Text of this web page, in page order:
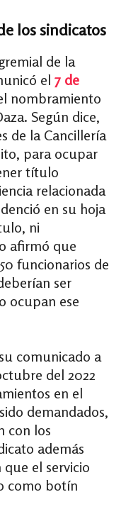
los sindicatos
de la
el 7 de
nombramiento
Según dice,
de la Cancillería
para ocupar
título
relacionada
en su hoja
ni
afirmó que
funcionarios de
ser
ocupan ese
comunicado a
del 2022
en el
demandados,
con los
además
el servicio
como botín